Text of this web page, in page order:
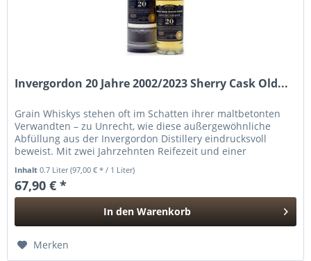
Invergordon 20 Jahre 2002/2023 Sherry Cask Old...
Grain Whiskys stehen oft im Schatten ihrer maltbetonten
Verwandten – zu Unrecht, wie diese außergewöhnliche
Abfüllung aus der Invergordon Distillery eindrucksvoll
beweist. Mit zwei Jahrzehnten Reifezeit und einer
Inhalt0.7 Liter(97,00 € * / 1 Liter)
67,90 € *
In den Warenkorb
Merken